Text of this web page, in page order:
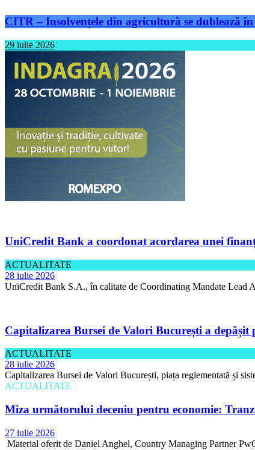
CITR – Insolvențele din agricultură se dublează
29 iulie 2026
UniCredit Bank a coordonat acordarea unei
ACTUALITATE
28 iulie 2026
UniCredit Bank S.A., în calitate de Coordinating Mandate Lead
Capitalizarea Bursei de Valori București a
ACTUALITATE
28 iulie 2026
Capitalizarea Bursei de Valori București, piața reglementată și
ACTUALITATE
Miza următorului deceniu pentru economie:
27 iulie 2026
Material oferit de Daniel Anghel, Country Managing Partner